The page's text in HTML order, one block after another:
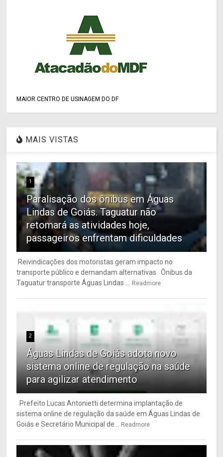
MAIOR CENTRO DE USINAGEM DO DF
MAIS VISTAS
1
Paralisação dos ônibus em Águas
Lindas de Goiás. Taguatur não
retomará as atividades hoje,
passageiros enfrentam dificuldades
Reivindicações dos motoristas geram impacto no
transporte público e demandam alternativas Ônibus da
Taguatur transporte Águas Lindas ... Readmore
2
Águas Lindas de Goiás adota novo
sistema online de regulação na saúde
para agilizar atendimento
Prefeito Lucas Antonietti determina implantação de
sistema online de regulação da saúde em Águas Lindas de
Goiás e Secretário Municipal de... Readmore